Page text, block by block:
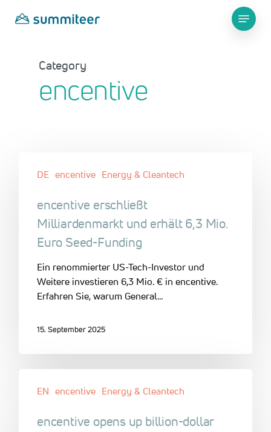
Menu
Category
encentive
DE encentive Energy & Cleantech
encentive erschließt
Milliardenmarkt und erhält 6,3 Mio.
Euro Seed-Funding
Ein renommierter US-Tech-Investor und
Weitere investieren 6,3 Mio. € in encentive.
Erfahren Sie, warum General…
15. September 2025
EN encentive Energy & Cleantech
encentive opens up billion-dollar